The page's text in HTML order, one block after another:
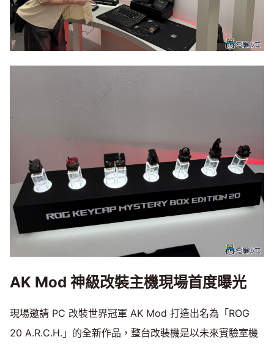
AK Mod 神級改裝主機現場首度曝光
現場邀請 PC 改裝世界冠軍 AK Mod 打造出名為「ROG
20 A.R.C.H.」的全新作品，整台改裝機是以未來實驗室機